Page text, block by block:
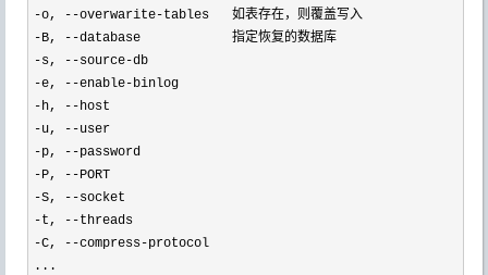
-o, --overwarite-
-B, --
-s, --source-
-e, --enable-
-h, --
-u, --
-p, --
-P, --
-S, --
-t, --
-C, --compress-protocol
...